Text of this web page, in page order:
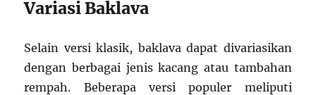
Variasi Baklava
Selain versi klasik, baklava dapat divariasikan
dengan berbagai jenis kacang atau tambahan
rempah. Beberapa versi populer meliputi